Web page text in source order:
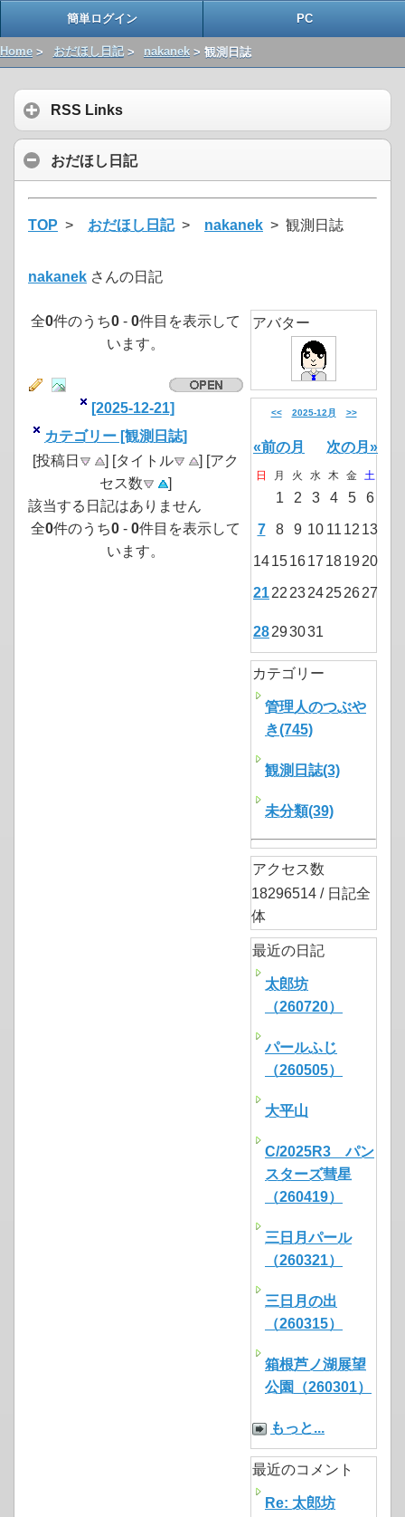
簡単ログイン PC
Home > おだほし日記> nakanek > 観測日誌
RSS Links
おだほし日記
TOP > おだほし日記> nakanek > 観測日誌
nakanek さんの日記
全0件のうち0 - 0件目を表示して
います。
[2025-12-21]
カテゴリー [観測日誌]
[投稿日
] [タイトル
] [アク
セス数
]
該当する日記はありません
全0件のうち0 - 0件目を表示して
います。
アバター
<< 2025-12月 >>
«前の月 次の月»
日 月 火 水 木 金 土
1 2 3 4 5 6
7 8 9 10 11 12 13
14151617 181920
2122 2324252627
28293031
カテゴリー
管理人のつぶや
き(745)
観測日誌(3)
未分類(39)
アクセス数
18296514 / 日記全
体
最近の日記
太郎坊
（260720）
パールふじ
（260505）
大平山
C/2025R3 パン
スターズ彗星
（260419）
三日月パール
（260321）
三日月の出
（260315）
箱根芦ノ湖展望
公園（260301）
もっと...
最近のコメント
Re: 太郎坊